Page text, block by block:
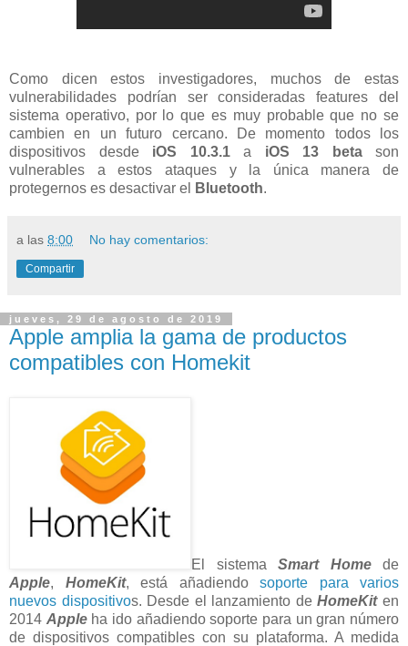
Como dicen estos investigadores, muchos de estas
vulnerabilidades podrían ser consideradas features del
sistema operativo, por lo que es muy probable que no se
cambien en un futuro cercano. De momento todos los
dispositivos desde iOS 10.3.1a iOS 13 beta son
vulnerables a estos ataques y la única manera de
protegernos es desactivar el
Bluetooth.
a las 8:00 No hay comentarios:
Compartir
jueves, 29 de agosto de 2019
Apple amplia la gama de productos
compatibles con Homekit
El sistema Smart Homede
Apple, HomeKit, está añadiendo soporte para varios
nuevos dispositivos. Desde el lanzamiento deHomeKiten
2014 Apple ha ido añadiendo soporte para un gran número
de dispositivos compatibles con su plataforma. A medida